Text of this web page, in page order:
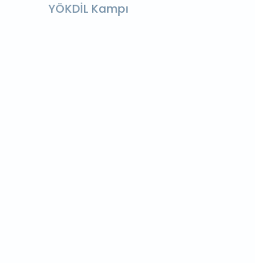
YÖKDİL Kampı